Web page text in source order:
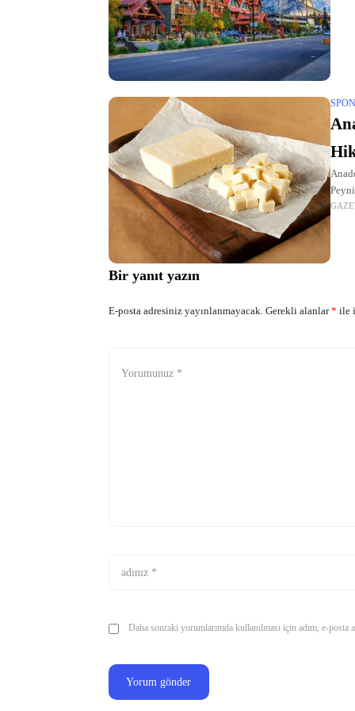
Bir yanıt yazın
E-posta adresiniz yayınlanmayacak. Gerekli alanlar* ile
Daha sonraki yorumlarımda kullanılması için adım, e-posta